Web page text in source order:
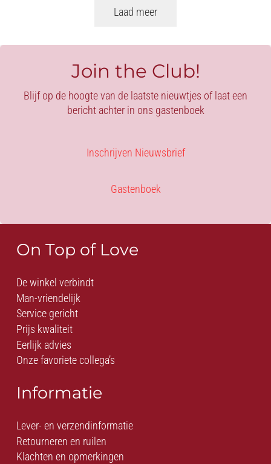
Laad meer
Join the Club!
Blijf op de hoogte van de laatste nieuwtjes of laat een
bericht achter in ons gastenboek
Inschrijven Nieuwsbrief
Gastenboek
On Top of Love
De winkel verbindt
Man-vriendelijk
Service gericht
Prijs kwaliteit
Eerlijk advies
Onze favoriete collega’s
Informatie
Lever- en verzendinformatie
Retourneren en ruilen
Klachten en opmerkingen